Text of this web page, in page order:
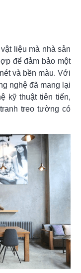
liệu mà nhà sản
để đảm bảo một
và bền màu. Với
nghệ đã mang lại
kỹ thuật tiên tiến,
treo tường có